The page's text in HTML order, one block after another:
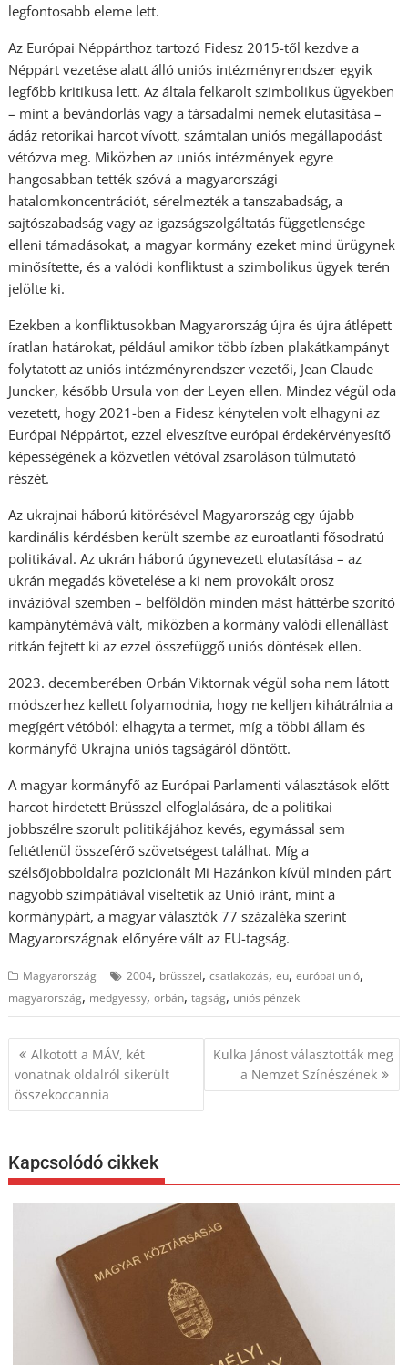
legfontosabb eleme lett.
Az Európai Néppárthoz tartozó Fidesz 2015-től kezdve a
Néppárt vezetése alatt álló uniós intézményrendszer egyik
legfőbb kritikusa lett. Az általa felkarolt szimbolikus ügyekben
– mint a bevándorlás vagy a társadalmi nemek elutasítása –
ádáz retorikai harcot vívott, számtalan uniós megállapodást
vétózva meg. Miközben az uniós intézmények egyre
hangosabban tették szóvá a magyarországi
hatalomkoncentrációt, sérelmezték a tanszabadság, a
sajtószabadság vagy az igazságszolgáltatás függetlensége
elleni támadásokat, a magyar kormány ezeket mind ürügynek
minősítette, és a valódi konfliktust a szimbolikus ügyek terén
jelölte ki.
Ezekben a konfliktusokban Magyarország újra és újra átlépett
íratlan határokat, például amikor több ízben plakátkampányt
folytatott az uniós intézményrendszer vezetői, Jean Claude
Juncker, később Ursula von der Leyen ellen. Mindez végül oda
vezetett, hogy 2021-ben a Fidesz kénytelen volt elhagyni az
Európai Néppártot, ezzel elveszítve európai érdekérvényesítő
képességének a közvetlen vétóval zsaroláson túlmutató
részét.
Az ukrajnai háború kitörésével Magyarország egy újabb
kardinális kérdésben került szembe az euroatlanti fősodratú
politikával. Az ukrán háború úgynevezett elutasítása – az
ukrán megadás követelése a ki nem provokált orosz
invázióval szemben – belföldön minden mást háttérbe szorító
kampánytémává vált, miközben a kormány valódi ellenállást
ritkán fejtett ki az ezzel összefüggő uniós döntések ellen.
2023. decemberében Orbán Viktornak végül soha nem látott
módszerhez kellett folyamodnia, hogy ne kelljen kihátrálnia a
megígért vétóból: elhagyta a termet, míg a többi állam és
kormányfő Ukrajna uniós tagságáról döntött.
A magyar kormányfő az Európai Parlamenti választások előtt
harcot hirdetett Brüsszel elfoglalására, de a politikai
jobbszélre szorult politikájához kevés, egymással sem
feltétlenül összeférő szövetségest találhat. Míg a
szélsőjobboldalra pozicionált Mi Hazánkon kívül minden párt
nagyobb szimpátiával viseltetik az Unió iránt, mint a
kormánypárt, a magyar választók 77 százaléka szerint
Magyarországnak előnyére vált az EU-tagság.
Magyarország 2004, brüsszel,csatlakozás,eu,európai unió,
magyarország, medgyessy,orbán,tagság, uniós pénzek
Bejegyzés
navigáció
Alkotott a MÁV, két
vonatnak oldalról sikerült
összekoccannia
Kulka Jánost választották meg
a Nemzet Színészének
Kapcsolódó cikkek